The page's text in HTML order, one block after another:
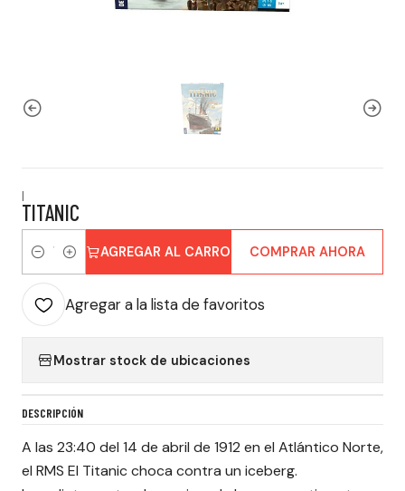
|
TITANIC
Cantidad
AGREGAR AL CARRO COMPRAR AHORA
Agregar a la lista de favoritos
Mostrar stock de ubicaciones
DESCRIPCIÓN
A las 23:40 del 14 de abril de 1912 en el Atlántico Norte,
el RMS El Titanic choca contra un iceberg.